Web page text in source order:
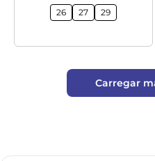
26
27 29
Carregar